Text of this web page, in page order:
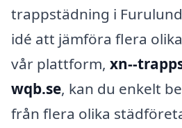
trappstädning i
idé att jämföra flera
vår plattform, xn--
wqb.se, kan du enkelt
från flera olika